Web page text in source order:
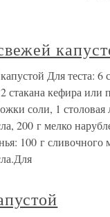
Для теста: 6
кефира или
соли, 1 столовая
200 г мелко
100 г сливочного